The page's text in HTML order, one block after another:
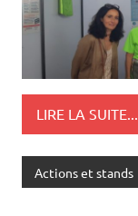
LIRE LA SUITE...
Actions et stands